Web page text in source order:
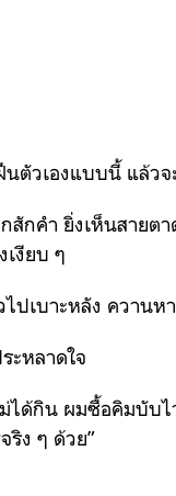
วเองแบบนี้ แล้วจะ
สักคำ ยิ่งเห็นสาย
งียบ ๆ
ปเบาะหลัง ควานห
ะหลาดใจ
ได้กิน ผมซื้อคิมบับ
ริง ๆ ด้วย”